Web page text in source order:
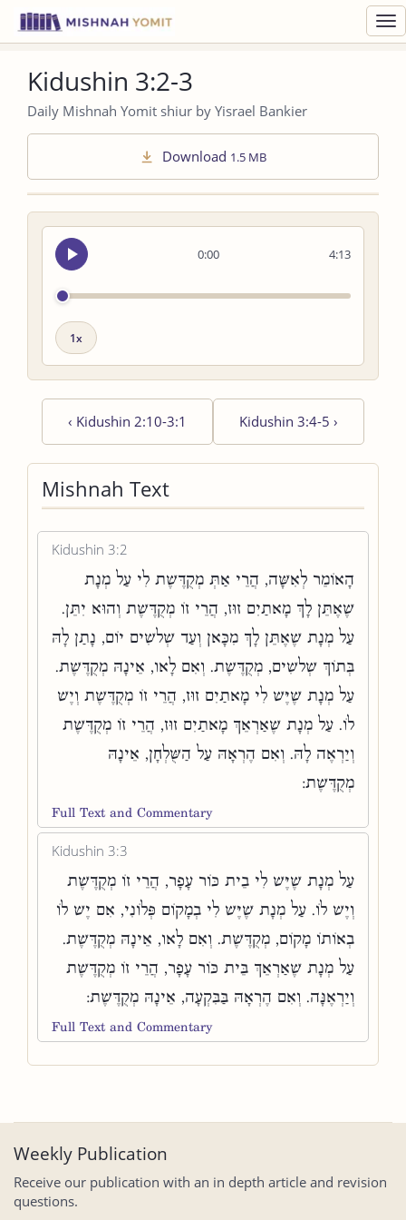
Kidushin 3:2-3
Daily Mishnah Yomit shiur by Yisrael Bankier
Download 1.5 MB
0:00
Seek
audio
4:13
Playback
‹ Kidushin 2:10-3:1 Kidushin 3:4-5 ›
Mishnah Text
Kidushin 3:2
הָאוֹמֵר לְאִשָּׁה, הֲרֵי אַתְּ מְקֻדֶּשֶׁת לִי עַל מְנָת
שֶׁאֶתֵּן לָךְ מָאתַיִם זוּז, הֲרֵי זוֹ מְקֻדֶּשֶׁת וְהוּא יִתֵּן.
עַל מְנָת שֶׁאֶתֵּן לָךְ מִכָּאן וְעַד שְׁלשִׁים יוֹם, נָתַן לָהּ
בְּתוֹךְ שְׁלשִׁים, מְקֻדֶּשֶׁת. וְאִם לָאו, אֵינָהּ מְקֻדֶּשֶׁת.
עַל מְנָת שֶׁיֶּשׁ לִי מָאתַיִם זוּז, הֲרֵי זוֹ מְקֻדֶּשֶׁת וְיֶשׁ
לוֹ. עַל מְנָת שֶׁאַרְאֵךְ מָאתַיִם זוּז, הֲרֵי זוֹ מְקֻדֶּשֶׁת
וְיַרְאֶה לָהּ. וְאִם הֶרְאָהּ עַל הַשֻּׁלְחָן, אֵינָהּ
מְקֻדֶּשֶׁת:
Full Text and Commentary
Kidushin 3:3
עַל מְנָת שֶׁיֶּשׁ לִי בֵית כּוֹר עָפָר, הֲרֵי זוֹ מְקֻדֶּשֶׁת
וְיֶשׁ לוֹ. עַל מְנָת שֶׁיֶּשׁ לִי בְמָקוֹם פְּלוֹנִי, אִם יֶשׁ לוֹ
בְאוֹתוֹ מָקוֹם, מְקֻדֶּשֶׁת. וְאִם לָאו, אֵינָהּ מְקֻדֶּשֶׁת.
עַל מְנָת שֶׁאַרְאֵךְ בֵּית כּוֹר עָפָר, הֲרֵי זוֹ מְקֻדֶּשֶׁת
וְיַרְאֶנָּה. וְאִם הֶרְאָהּ בַּבִּקְעָה, אֵינָהּ מְקֻדֶּשֶׁת:
Full Text and Commentary
Weekly Publication
Receive our publication with an in depth article and revision
questions.